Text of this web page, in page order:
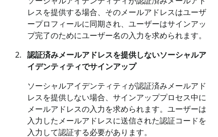
レスを提供する場合、そのメールアドレスはユーザ
ープロフィールに同期され、ユーザーはサインアッ
プ完了のためにユーザー名の入力を求められます。
認証済みメールアドレスを提供しないソーシャルア
イデンティティでサインアップ
ソーシャルアイデンティティが認証済みメールアド
レスを提供しない場合、サインアッププロセス中に
メールアドレスの入力を求められます。ユーザーは
入力したメールアドレスに送信された認証コードを
入力して認証する必要があります。